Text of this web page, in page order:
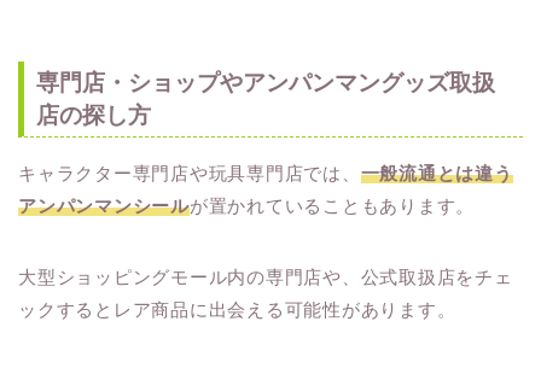
専門店・ショップやアンパンマングッズ取扱
店の探し方
キャラクター専門店や玩具専門店では、 一般流通とは違う
アンパンマンシールが置かれていることもあります。
大型ショッピングモール内の専門店や、公式取扱店をチェ
ックするとレア商品に出会える可能性があります。